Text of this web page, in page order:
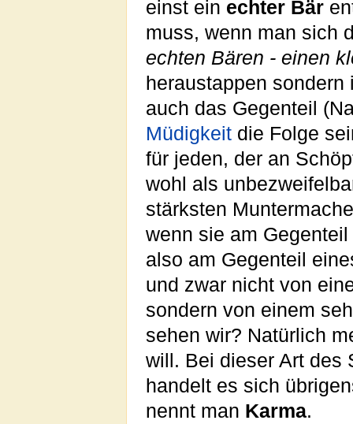
einst ein echter Bär
muss, wenn man sich
echten Bären - einen
heraustappen
auch das Gegenteil
Müdigkeit die Folge
für jeden, der an
wohl als
stärksten
wenn sie am
also am Gegenteil
und zwar nicht von
sondern von einem
sehen wir? Natürlich
will. Bei dieser Art des
handelt es sich
nennt man Karma.